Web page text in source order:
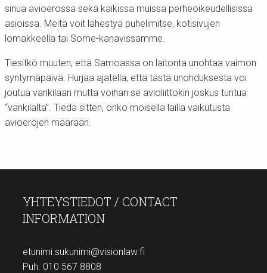
sinua avioerossa sekä kaikissa muissa perheoikeudellisissa
asioissa. Meitä voit lähestyä puhelimitse, kotisivujen
lomakkeella tai Some-kanavissamme.
Tiesitkö muuten, että Samoassa on laitonta unohtaa vaimon
syntymäpäivä. Hurjaa ajatella, että tästä unohduksesta voi
joutua vankilaan mutta voihan se avioliittokin joskus tuntua
“vankilalta”. Tiedä sitten, onko moisella lailla vaikutusta
avioerojen määrään.
YHTEYSTIEDOT / CONTACT
INFORMATION
etunimi.sukunimi@visionlaw.fi
Puh. 010 567 8808